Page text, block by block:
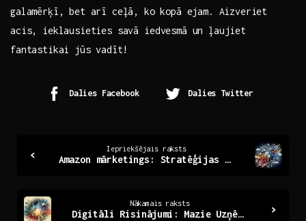
galamērķī, bet arī ceļā, ⁤ko kopā​ ejam.‍ Aizveriet
acis, ieklausieties savā iedvesmā un ‌ļaujiet
fantastikai⁢ jūs vadīt!
Dalies Facebook Dalies Twitter
Reading
Iepriekšējais raksts
Amazon mārketings: Stratēģijas panākumiem tiešsaistē
Nākamais raksts
Digitāli Risinājumi: Mazie Uzņēmumi ceļā uz Nākotni